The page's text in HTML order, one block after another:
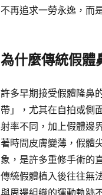
不再追求一勞永逸，而
為什麼傳統假體
許多早期接受假體隆鼻
帶」，尤其在自拍或側
射率不同，加上假體邊
著時間皮膚變薄，假體
象，是許多重修手術的
傳統假體植入後往往無
與周邊組織的運動軌跡